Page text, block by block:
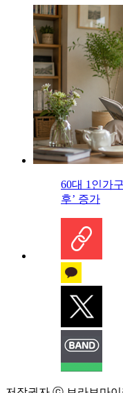
60대 1인가
후’ 증가